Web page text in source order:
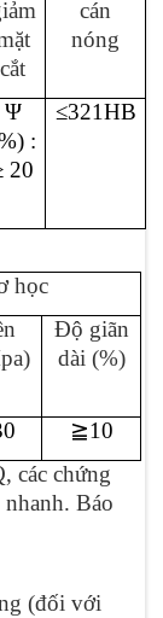
cắt
cán
nóng
Ψ
:
20
≤321HB
học
Độ giãn
dài (%)
≧10
các chứng
Báo
(đối với